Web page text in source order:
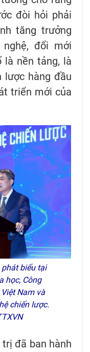
đòi hỏi phải
tăng trưởng
đổi mới
là nền tảng, là
lược hàng đầu
triển mới của
biểu tại
học, Công
Nam và
chiến lược.
đã ban hành